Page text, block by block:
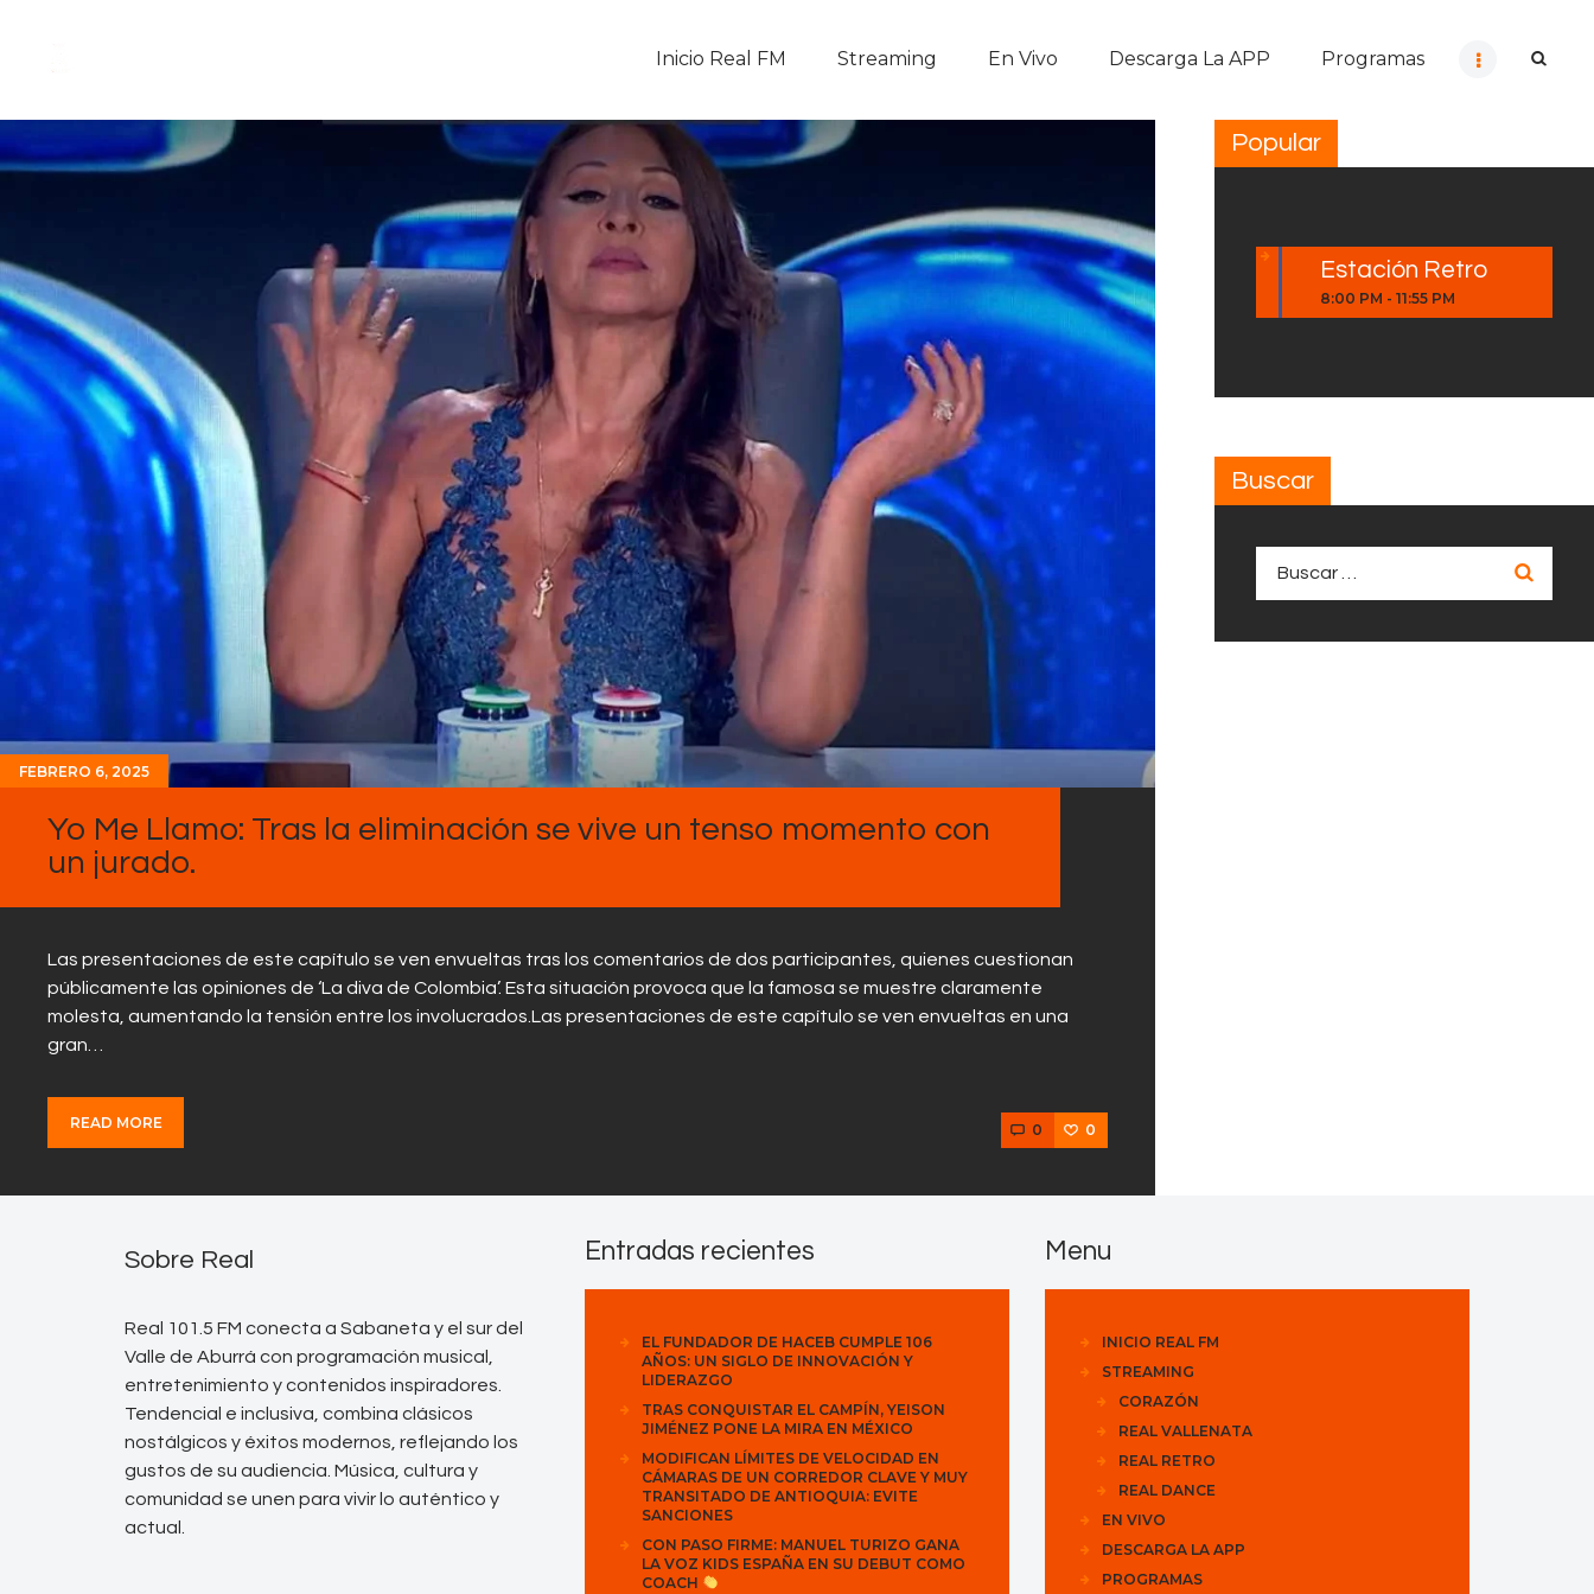
Inicio Real FM Streaming En Vivo Descarga La APP Programas
En Vivo
Descarga La APP
Programas
Noticias
Equipo
Sobre Nosotros
Contactos
FEBRERO 6, 2025
Yo Me Llamo: Tras la eliminación se vive un tenso momento con
un jurado.
Las presentaciones de este capítulo se ven envueltas tras los comentarios de dos participantes, quienes cuestionan
públicamente las opiniones de ‘La diva de Colombia’. Esta situación provoca que la famosa se muestre claramente
molesta, aumentando la tensión entre los involucrados.Las presentaciones de este capítulo se ven envueltas en una
gran…
READ MORE 0 0
Popular
Estación Retro
8:00 PM -11:55 PM
Buscar
Sobre Real
Real 101.5 FM conecta a Sabaneta y el sur del
Valle de Aburrá con programación musical,
entretenimiento y contenidos inspiradores.
Tendencial e inclusiva, combina clásicos
nostálgicos y éxitos modernos, reflejando los
gustos de su audiencia. Música, cultura y
comunidad se unen para vivir lo auténtico y
actual.
Entradas recientes
EL FUNDADOR DE HACEB CUMPLE 106
AÑOS: UN SIGLO DE INNOVACIÓN Y
LIDERAZGO
TRAS CONQUISTAR EL CAMPÍN, YEISON
JIMÉNEZ PONE LA MIRA EN MÉXICO
MODIFICAN LÍMITES DE VELOCIDAD EN
CÁMARAS DE UN CORREDOR CLAVE Y MUY
TRANSITADO DE ANTIOQUIA: EVITE
SANCIONES
CON PASO FIRME: MANUEL TURIZO GANA
LA VOZ KIDS ESPAÑA EN SU DEBUT COMO
COACH
Menu
INICIO REAL FM
STREAMING
CORAZÓN
REAL VALLENATA
REAL RETRO
REAL DANCE
EN VIVO
DESCARGA LA APP
PROGRAMAS